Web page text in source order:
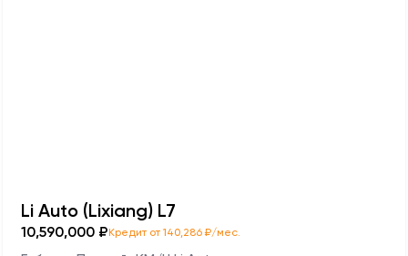
Li Auto (Lixiang) L7
10,590,000 ₽Кредит от 140,286 ₽/мес.